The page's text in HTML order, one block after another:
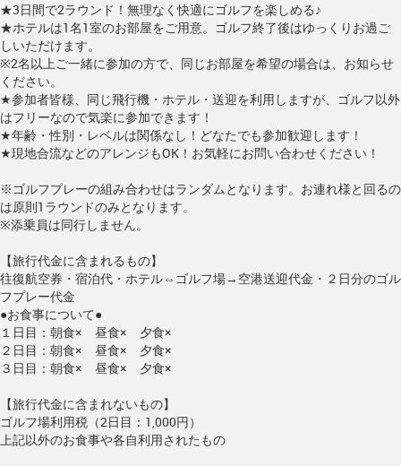
★3日間で2ラウンド！無理なく快適にゴルフを楽しめる♪
★ホテルは1名1室のお部屋をご用意。ゴルフ終了後はゆっくりお過ご
しいただけます。
※2名以上ご一緒に参加の方で、同じお部屋を希望の場合は、お知らせ
ください。
★参加者皆様、同じ飛行機・ホテル・送迎を利用しますが、ゴルフ以外
はフリーなので気楽に参加できます！
★年齢・性別・レベルは関係なし！どなたでも参加歓迎します！
★現地合流などのアレンジもOK！お気軽にお問い合わせください！
※ゴルフプレーの組み合わせはランダムとなります。お連れ様と回るの
は原則1ラウンドのみとなります。
※添乗員は同行しません。
【旅行代金に含まれるもの】
往復航空券・宿泊代・ホテル⇔ゴルフ場→空港送迎代金・２日分のゴル
フプレー代金
●お食事について●
１日目：朝食× 昼食× 夕食×
２日目：朝食× 昼食× 夕食×
３日目：朝食× 昼食× 夕食×
【旅行代金に含まれないもの】
ゴルフ場利用税（2日目：1,000円）
上記以外のお食事や各自利用されたもの